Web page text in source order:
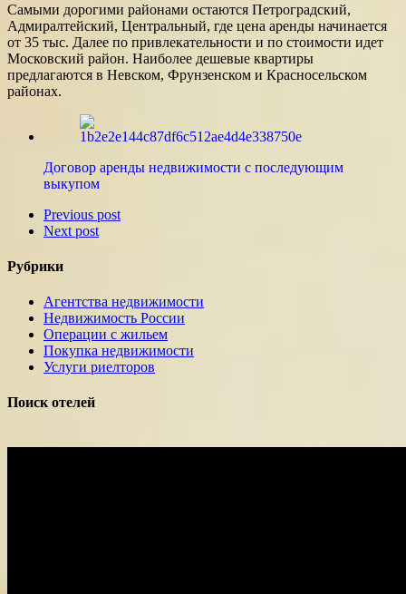
Самыми дорогими районами остаются Петроградский,
Адмиралтейский, Центральный, где цена аренды начинается
от 35 тыс. Далее по привлекательности и по стоимости идет
Московский район. Наиболее дешевые квартиры
предлагаются в Невском, Фрунзенском и Красносельском
районах.
Договор аренды недвижимости с последующим
выкупом
Previous post
Next post
Рубрики
Агентства недвижимости
Недвижимость России
Операции с жильем
Покупка недвижимости
Услуги риелторов
Поиск отелей